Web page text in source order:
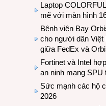
Laptop
mẽ với màn hình
Bệnh viện Bay
cho người dân
giữa FedEx và
Fortinet và Intel
an ninh mạng SPU
Sức mạnh các hộ
2026